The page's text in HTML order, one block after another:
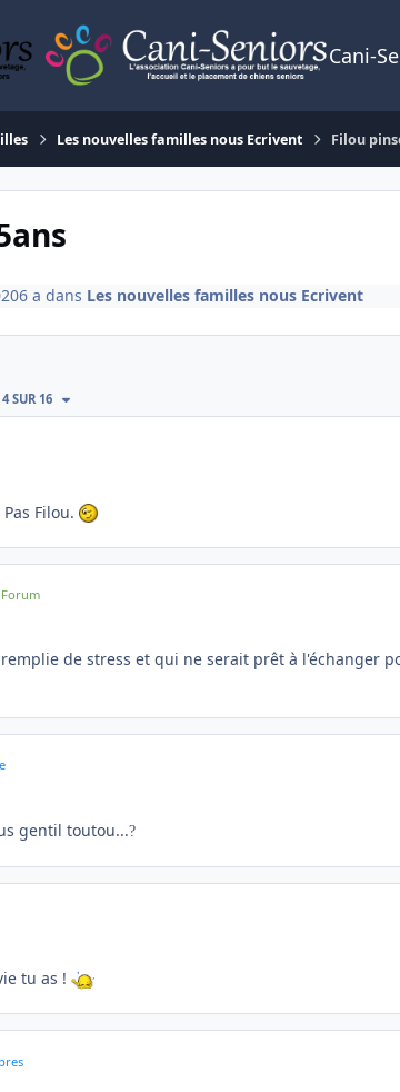
Cani-
Les nouvelles familles nous Ecrivent Filou
6 a dans Les nouvelles familles nous Ecrivent
PAGE
4 SUR 16
Filou.
de stress et qui ne serait prêt à l'échanger
gentil toutou...?
tu as !